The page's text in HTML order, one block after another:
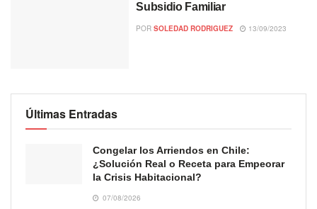
Subsidio Familiar
PORSOLEDAD RODRIGUEZ 13/09/2023
Últimas Entradas
Congelar los Arriendos en Chile:
¿Solución Real o Receta para Empeorar
la Crisis Habitacional?
07/08/2026